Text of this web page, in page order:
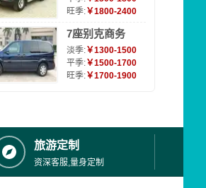
旺季:￥1800-2400
7座别克商务
淡季:￥1300-1500
平季:￥1500-1700
旺季:￥1700-1900
旅游定制
资深客服,量身定制